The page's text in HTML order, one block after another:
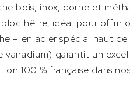
bois, inox, corne et
hêtre, idéal pour offrir
– en acier spécial haut
vanadium) garantit un
100 % française dans